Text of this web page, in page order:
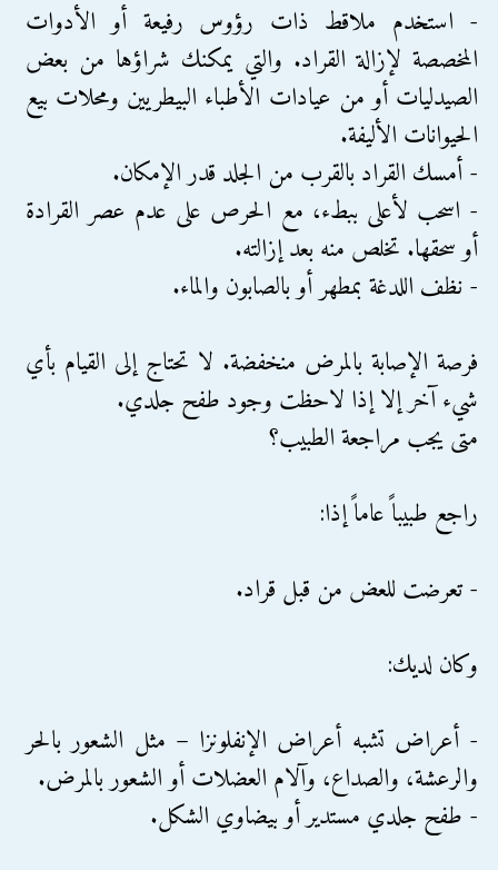
- استخدم ملاقط ذات رؤوس رفيعة أو الأدوات
المخصصة لإزالة القراد. والتي يمكنك شراؤها من بعض
الصيدليات أو من عيادات الأطباء البيطريين ومحلات بيع
الحيوانات الأليفة.
- أمسك القراد بالقرب من الجلد قدر الإمكان.
- اسحب لأعلى ببطء، مع الحرص على عدم عصر القرادة
أو سحقها. تخلص منه بعد إزالته.
- نظف اللدغة بمطهر أو بالصابون والماء.
فرصة الإصابة بالمرض منخفضة. لا تحتاج إلى القيام بأي
شيء آخر إلا إذا لاحظت وجود طفح جلدي.
متى يجب مراجعة الطبيب؟
راجع طبيباً عاماً إذا:
- تعرضت للعض من قبل قراد.
وكان لديك:
- أعراض تشبه أعراض الإنفلونزا – مثل الشعور بالحر
والرعشة، والصداع، وآلام العضلات أو الشعور بالمرض.
- طفح جلدي مستدير أو بيضاوي الشكل.